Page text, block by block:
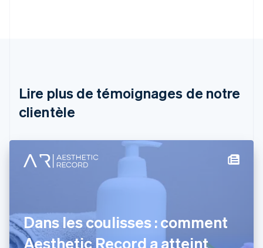
Lire plus de témoignages de notre
clientèle
Dans les coulisses : comment
Aesthetic Record a atteint
Brésil
PortuguêsEnglish
Bulgarie
Chine continentale
简体中文English
EnglishItaliano
Danemark
English